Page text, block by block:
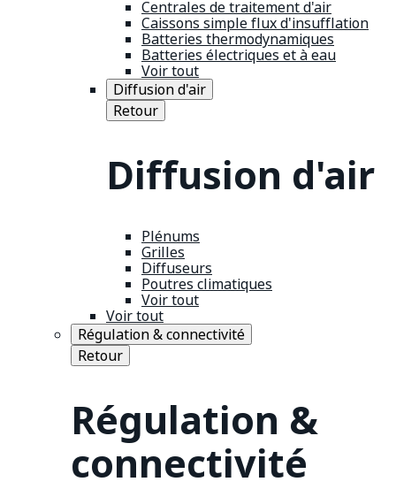
Centrales de traitement d'air
Caissons simple flux d'insufflation
Batteries thermodynamiques
Batteries électriques et à eau
Voir tout
Diffusion d'air
Retour
Diffusion d'air
Plénums
Grilles
Diffuseurs
Poutres climatiques
Voir tout
Voir tout
Régulation & connectivité
Retour
Régulation &
connectivité